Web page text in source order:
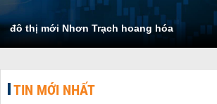
đô thị mới Nhơn Trạch hoang hóa
TIN MỚI NHẤT